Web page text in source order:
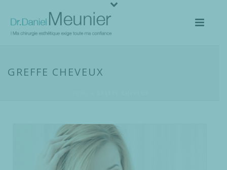
GREFFE CHEVEUX